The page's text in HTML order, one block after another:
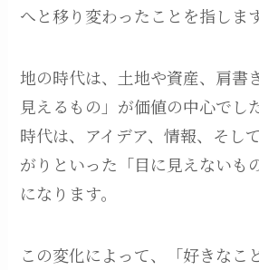
へと移り変わったことを指します
地の時代は、土地や資産、肩書
見えるもの」が価値の中心でし
時代は、アイデア、情報、そし
がりといった「目に見えないも
になります。
この変化によって、「好きなこ